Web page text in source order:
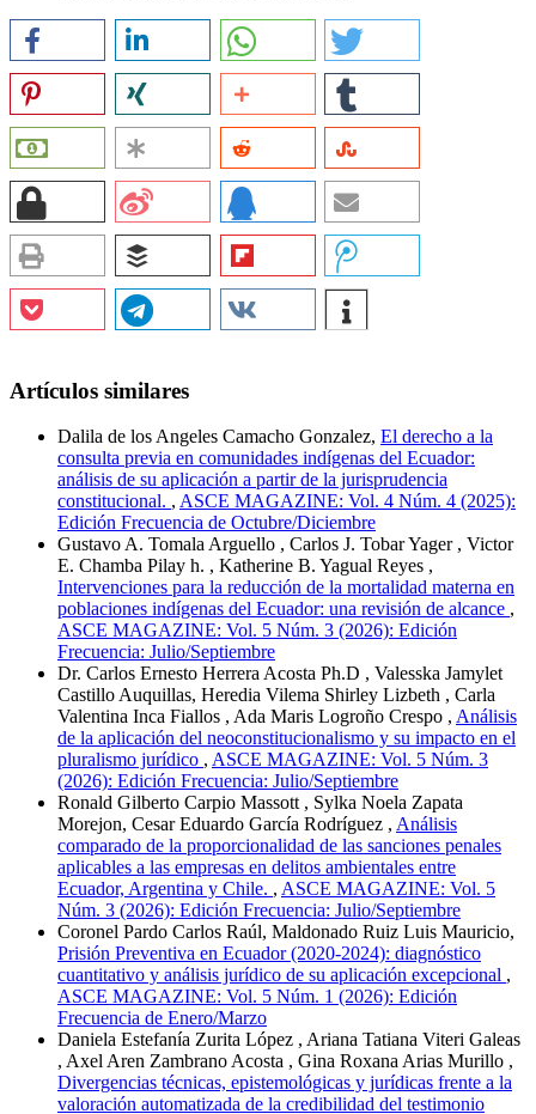
Artículos similares
Dalila de los Angeles Camacho Gonzalez, El derecho a la
consulta previa en comunidades indígenas del Ecuador:
análisis de su aplicación a partir de la jurisprudencia
constitucional. , ASCE MAGAZINE: Vol. 4 Núm. 4 (2025):
Edición Frecuencia de Octubre/Diciembre
Gustavo A. Tomala Arguello , Carlos J. Tobar Yager , Victor
E. Chamba Pilay h. , Katherine B. Yagual Reyes ,
Intervenciones para la reducción de la mortalidad materna en
poblaciones indígenas del Ecuador: una revisión de alcance ,
ASCE MAGAZINE: Vol. 5 Núm. 3 (2026): Edición
Frecuencia: Julio/Septiembre
Dr. Carlos Ernesto Herrera Acosta Ph.D , Valesska Jamylet
Castillo Auquillas, Heredia Vilema Shirley Lizbeth , Carla
Valentina Inca Fiallos , Ada Maris Logroño Crespo , Análisis
de la aplicación del neoconstitucionalismo y su impacto en el
pluralismo jurídico , ASCE MAGAZINE: Vol. 5 Núm. 3
(2026): Edición Frecuencia: Julio/Septiembre
Ronald Gilberto Carpio Massott , Sylka Noela Zapata
Morejon, Cesar Eduardo García Rodríguez , Análisis
comparado de la proporcionalidad de las sanciones penales
aplicables a las empresas en delitos ambientales entre
Ecuador, Argentina y Chile. , ASCE MAGAZINE: Vol. 5
Núm. 3 (2026): Edición Frecuencia: Julio/Septiembre
Coronel Pardo Carlos Raúl, Maldonado Ruiz Luis Mauricio,
Prisión Preventiva en Ecuador (2020-2024): diagnóstico
cuantitativo y análisis jurídico de su aplicación excepcional ,
ASCE MAGAZINE: Vol. 5 Núm. 1 (2026): Edición
Frecuencia de Enero/Marzo
Daniela Estefanía Zurita López , Ariana Tatiana Viteri Galeas
, Axel Aren Zambrano Acosta , Gina Roxana Arias Murillo ,
Divergencias técnicas, epistemológicas y jurídicas frente a la
valoración automatizada de la credibilidad del testimonio